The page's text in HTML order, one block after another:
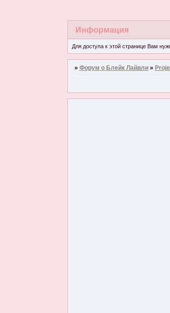
Информация
Для доступа к этой странице Вам
» Форум о Блейк Лайвли »